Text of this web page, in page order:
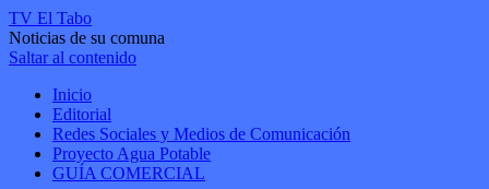
TV El Tabo
Noticias de su comuna
Saltar al contenido
Inicio
Editorial
Redes Sociales y Medios de Comunicación
Proyecto Agua Potable
GUÍA COMERCIAL